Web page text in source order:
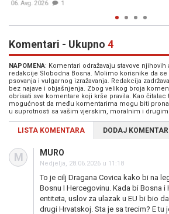
Komentari - Ukupno 4
NAPOMENA: Komentari odražavaju stavove njihovih
redakcije Slobodna Bosna. Molimo korisnike da se
psovanja i vulgarnog izražavanja. Redakcija
bez najave i objašnjenja. Zbog velikog broja
obrisati sve komentare koji krše pravila. Kao čitalac
mogućnost da među komentarima mogu biti
u suprotnosti sa vašim vjerskim, moralnim i
LISTA KOMENTARA DODAJ KOMENTAR
M MURO
Nedjelja, 28.06.2026 u 11:18
To je cilj Dragana Covica kako bi na
Bosnu I Hercegovinu. Kada bi Bosna i
entiteta, uslov za ulazak u EU bi bio
drugi Hrvatskoj. Sta je sa trecim? E tu